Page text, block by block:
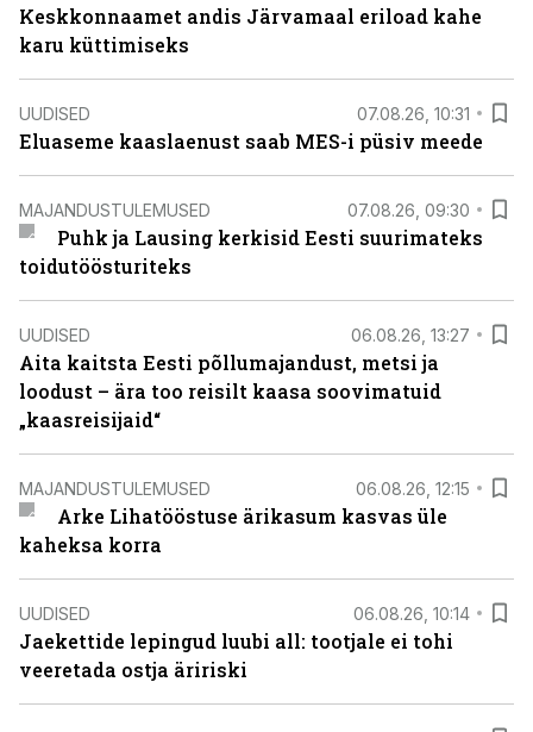
Keskkonnaamet andis Järvamaal eriload kahe
karu küttimiseks
UUDISED 07.08.26, 10:31
Eluaseme kaaslaenust saab MES-i püsiv meede
MAJANDUSTULEMUSED 07.08.26, 09:30
Puhk ja Lausing kerkisid Eesti suurimateks
toidutöösturiteks
UUDISED 06.08.26, 13:27
Aita kaitsta Eesti põllumajandust, metsi ja
loodust – ära too reisilt kaasa soovimatuid
„kaasreisijaid“
MAJANDUSTULEMUSED 06.08.26, 12:15
Arke Lihatööstuse ärikasum kasvas üle
kaheksa korra
UUDISED 06.08.26, 10:14
Jaekettide lepingud luubi all: tootjale ei tohi
veeretada ostja äririski